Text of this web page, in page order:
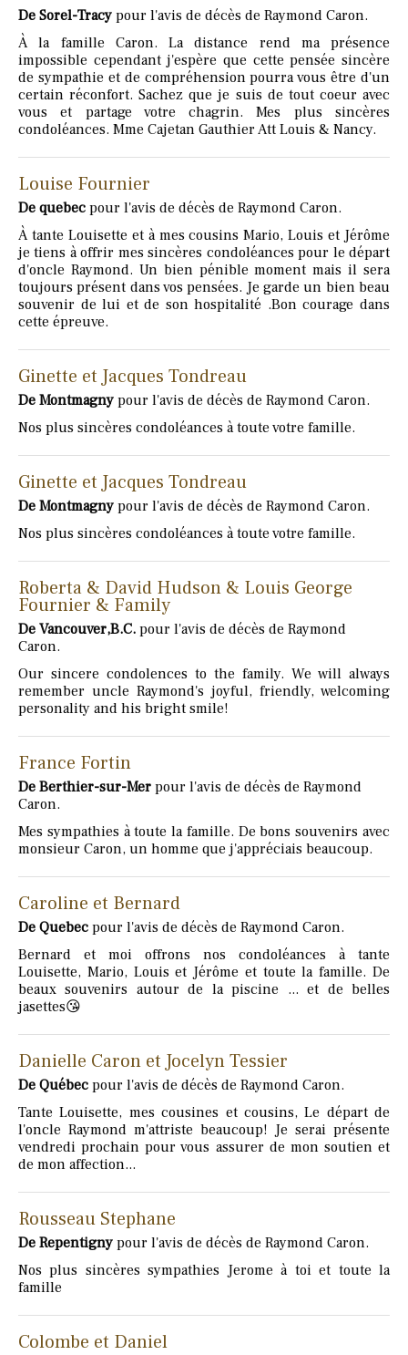
De Sorel-Tracy pour l'avis de décès de Raymond Caron.
À la famille Caron. La distance rend ma présence
impossible cependant j'espère que cette pensée sincère
de sympathie et de compréhension pourra vous être d'un
certain réconfort. Sachez que je suis de tout coeur avec
vous et partage votre chagrin. Mes plus sincères
condoléances. Mme Cajetan Gauthier Att Louis & Nancy.
Louise Fournier
De quebec pour l'avis de décès de Raymond Caron.
À tante Louisette et à mes cousins Mario, Louis et Jérôme
je tiens à offrir mes sincères condoléances pour le départ
d'oncle Raymond. Un bien pénible moment mais il sera
toujours présent dans vos pensées. Je garde un bien beau
souvenir de lui et de son hospitalité .Bon courage dans
cette épreuve.
Ginette et Jacques Tondreau
De Montmagny pour l'avis de décès de Raymond Caron.
Nos plus sincères condoléances à toute votre famille.
Ginette et Jacques Tondreau
De Montmagny pour l'avis de décès de Raymond Caron.
Nos plus sincères condoléances à toute votre famille.
Roberta & David Hudson & Louis George
Fournier & Family
De Vancouver,B.C. pour l'avis de décès de Raymond
Caron.
Our sincere condolences to the family. We will always
remember uncle Raymond's joyful, friendly, welcoming
personality and his bright smile!
France Fortin
De Berthier-sur-Mer pour l'avis de décès de Raymond
Caron.
Mes sympathies à toute la famille. De bons souvenirs avec
monsieur Caron, un homme que j'appréciais beaucoup.
Caroline et Bernard
De Quebec pour l'avis de décès de Raymond Caron.
Bernard et moi offrons nos condoléances à tante
Louisette, Mario, Louis et Jérôme et toute la famille. De
beaux souvenirs autour de la piscine ... et de belles
jasettes😘
Danielle Caron et Jocelyn Tessier
De Québec pour l'avis de décès de Raymond Caron.
Tante Louisette, mes cousines et cousins, Le départ de
l'oncle Raymond m'attriste beaucoup! Je serai présente
vendredi prochain pour vous assurer de mon soutien et
de mon affection...
Rousseau Stephane
De Repentigny pour l'avis de décès de Raymond Caron.
Nos plus sincères sympathies Jerome à toi et toute la
famille
Colombe et Daniel